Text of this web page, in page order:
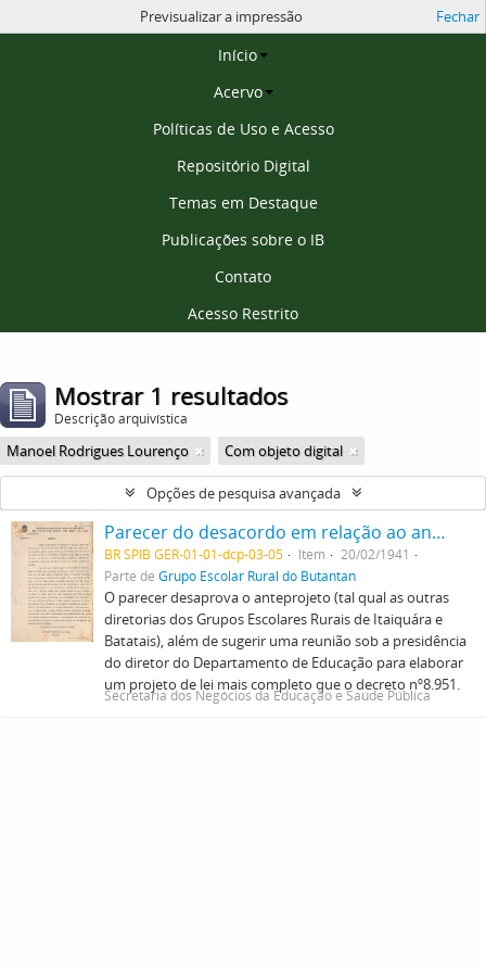
Página inicial
Início
Acervo
Políticas de Uso e Acesso
Repositório Digital
Temas em Destaque
Publicações sobre o IB
Contato
Acesso Restrito
Previsualizar a impressão Fechar
Mostrar 1 resultados
Descrição arquivística
Manoel Rodrigues Lourenço Com objeto digital
Opções de pesquisa avançada
Parecer do desacordo em relação ao anteprojeto - Manoel Rodrigues Lourenço
BR SPIB GER-01-01-dcp-03-05 Item
20/02/1941
Parte de Grupo Escolar Rural do Butantan
O parecer desaprova o anteprojeto (tal qual as outras
diretorias dos Grupos Escolares Rurais de Itaiquára e
Batatais), além de sugerir uma reunião sob a presidência
do diretor do Departamento de Educação para elaborar
um projeto de lei mais completo que o decreto nº8.951.
Secretaria dos Negócios da Educação e Saúde Pública